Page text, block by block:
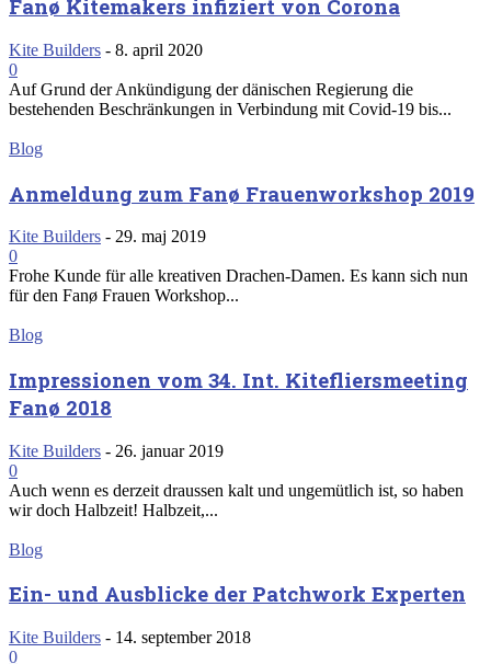
Fanø Kitemakers infiziert von Corona
Kite Builders - 8. april 2020
0
Auf Grund der Ankündigung der dänischen Regierung die
bestehenden Beschränkungen in Verbindung mit Covid-19 bis...
Blog
Anmeldung zum Fanø Frauenworkshop 2019
Kite Builders - 29. maj 2019
0
Frohe Kunde für alle kreativen Drachen-Damen. Es kann sich nun
für den Fanø Frauen Workshop...
Blog
Impressionen vom 34. Int. Kitefliersmeeting
Fanø 2018
Kite Builders - 26. januar 2019
0
Auch wenn es derzeit draussen kalt und ungemütlich ist, so haben
wir doch Halbzeit! Halbzeit,...
Blog
Ein- und Ausblicke der Patchwork Experten
Kite Builders - 14. september 2018
0